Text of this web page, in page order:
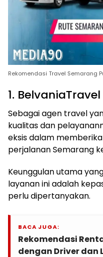
Rekomendasi Travel Semarang
1. BelvaniaTravel
Sebagai agen travel
kualitas dan
eksis dalam
perjalanan Semarang
Keunggulan utama
layanan ini adalah
perlu dipertanyakan.
BACA JUGA:
Rekomendasi
dengan Driver dan